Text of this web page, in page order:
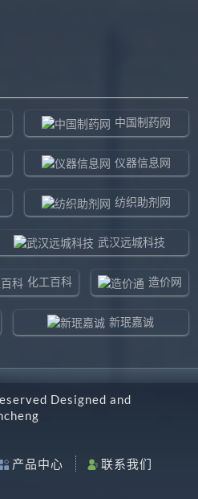
中国制药网
仪器信息网
纺织助剂网
武汉远城科技
化工百科 造价网
新珉嘉诚
药智通
Designed and
产品中心 联系我们